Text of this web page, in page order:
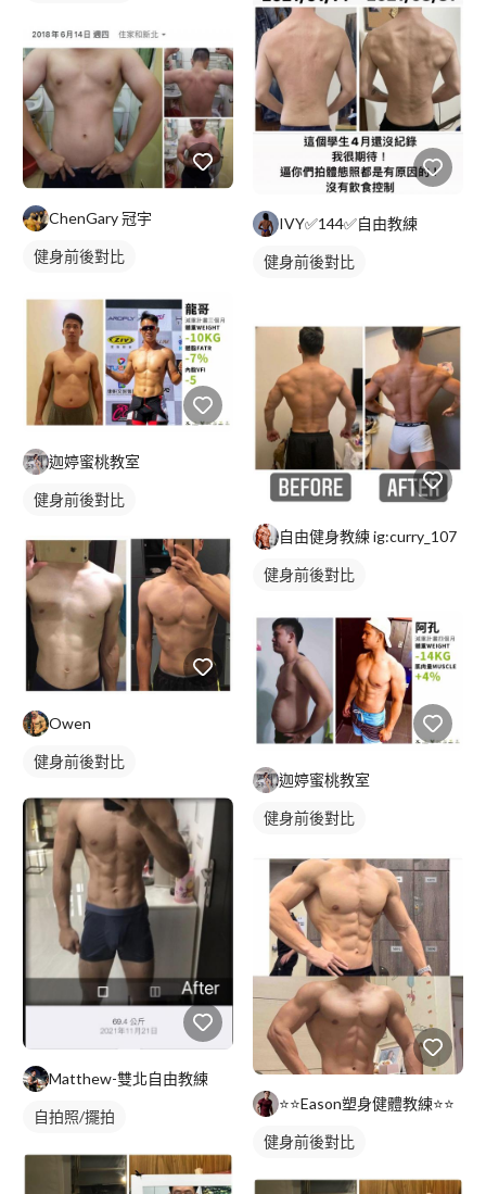
ChenGary 冠宇
健身前後對比
迦婷蜜桃教室
健身前後對比
Owen
健身前後對比
Matthew-雙北自由教練
自拍照/擺拍
IVY✅144✅自由教練
健身前後對比
自由健身教練 ig:curry_107
健身前後對比
迦婷蜜桃教室
健身前後對比
⭐️⭐️Eason塑身健體教練⭐️⭐️
健身前後對比